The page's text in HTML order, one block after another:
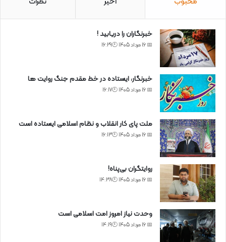
خبرنگاران را دریابید !
📅 16 مرداد 1405 🕙16:29
خبرنگار، ایستاده در خط مقدم جنگ روایت ها
📅 16 مرداد 1405 🕙16:17
ملت پای کار انقلاب و نظام اسلامی ایستاده است
📅 16 مرداد 1405 🕙16:13
روایتگران بی‌پناه!
📅 16 مرداد 1405 🕙14:38
وحدت نیاز امروز امت اسلامی است
📅 16 مرداد 1405 🕙14:19